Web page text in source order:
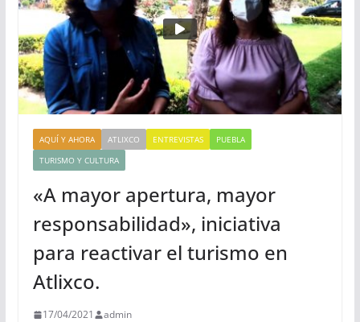
AQUÍ Y AHORA ATLIXCO ENTREVISTAS
PUEBLA
TURISMO Y CULTURA
«A mayor apertura, mayor
responsabilidad», iniciativa
para reactivar el turismo en
Atlixco.
17/04/2021 admin